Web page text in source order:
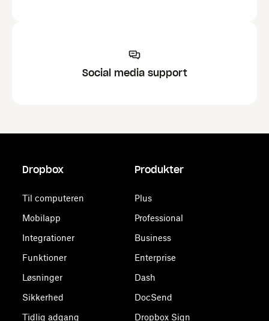
Social media support
Dropbox
Til computeren
Mobilapp
Integrationer
Funktioner
Løsninger
Sikkerhed
Tidlig adgang
Produkter
Plus
Professional
Business
Enterprise
Dash
DocSend
Dropbox Sign